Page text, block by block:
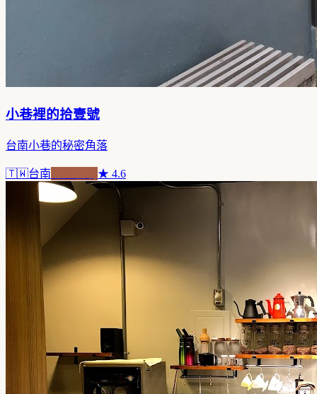
小巷裡的拾壹號
台南小巷的秘密角落
🇹🇼台南 ★ 4.6